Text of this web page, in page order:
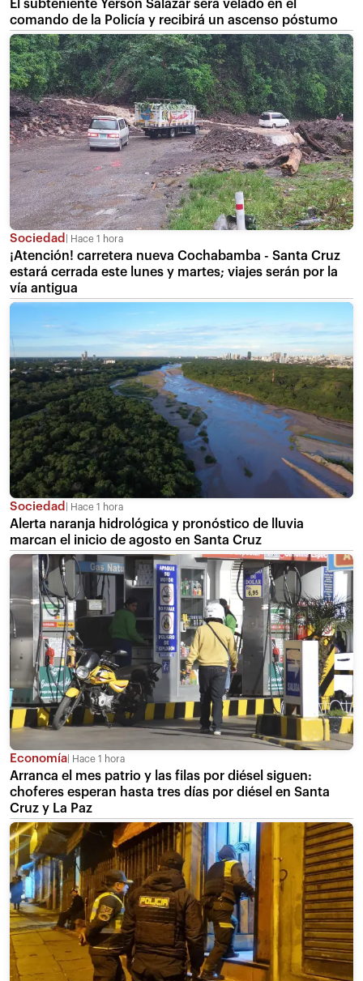
El subteniente Yerson Salazar será velado en el
comando de la Policía y recibirá un ascenso póstumo
Sociedad Hace 1 hora
¡Atención! carretera nueva Cochabamba - Santa Cruz
estará cerrada este lunes y martes; viajes serán por la
vía antigua
Sociedad Hace 1 hora
Alerta naranja hidrológica y pronóstico de lluvia
marcan el inicio de agosto en Santa Cruz
Economía Hace 1 hora
Arranca el mes patrio y las filas por diésel siguen:
choferes esperan hasta tres días por diésel en Santa
Cruz y La Paz